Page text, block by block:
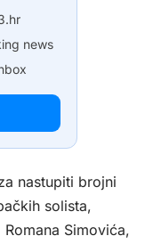
news
nastupiti brojni
solista,
Simovića,